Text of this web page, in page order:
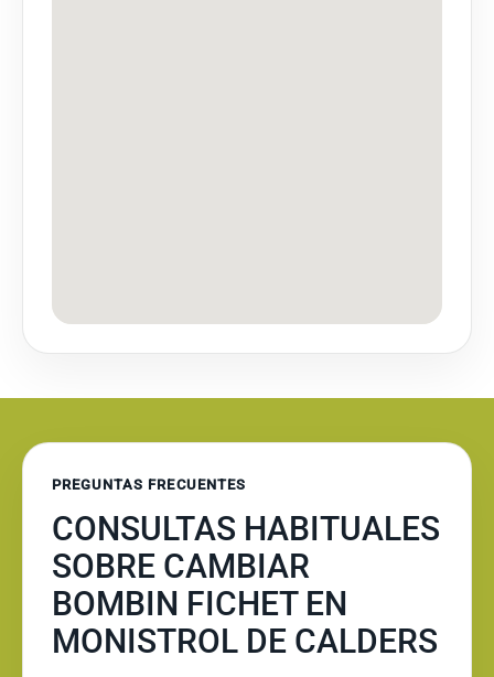
PREGUNTAS FRECUENTES
CONSULTAS HABITUALES
SOBRE CAMBIAR
BOMBIN FICHET EN
MONISTROL DE CALDERS